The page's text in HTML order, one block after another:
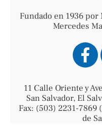
Fundado en 1936
Mercedes
11 Calle Oriente y
San Salvador, El
Fax: (503) 2231-7869
de